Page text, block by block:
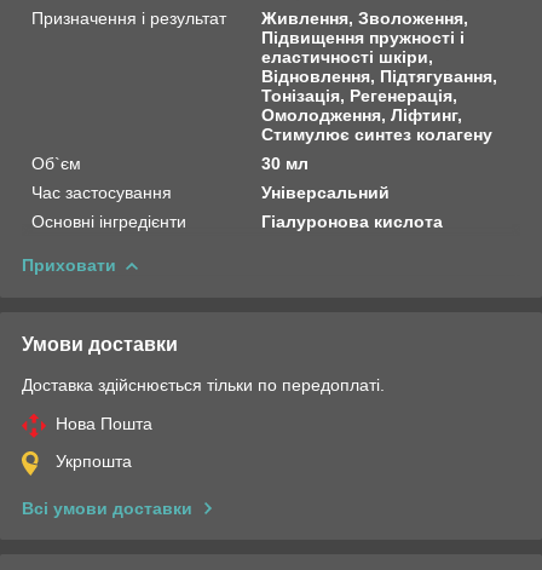
Призначення і результат
Живлення, Зволоження,
Підвищення пружності і
еластичності шкіри,
Відновлення, Підтягування,
Тонізація, Регенерація,
Омолодження, Ліфтинг,
Стимулює синтез колагену
Об`єм
30 мл
Час застосування
Універсальний
Основні інгредієнти
Гіалуронова кислота
Приховати
Умови доставки
Доставка здійснюється тільки по передоплаті.
Нова Пошта
Укрпошта
Всі умови доставки